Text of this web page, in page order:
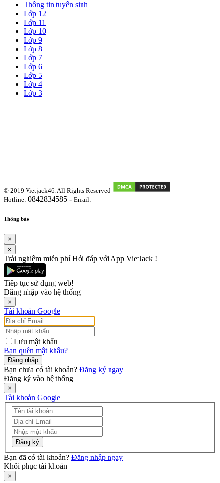
Thông tin tuyển sinh
Lớp 12
Lớp 11
Lớp 10
Lớp 9
Lớp 8
Lớp 7
Lớp 6
Lớp 5
Lớp 4
Lớp 3
© 2019 Vietjack46. All Rights Reserved
Hotline: 0842834585 - Email:
Thông báo
×
×
Trải nghiệm miễn phí Hỏi đáp với App VietJack !
Tiếp tục sử dụng web!
Đăng nhập vào hệ thống
×
Tài khoản Google
Lưu mật khẩu
Bạn quên mật khẩu?
Đăng nhập
Bạn chưa có tài khoản? Đăng ký ngay
Đăng ký vào hệ thống
×
Tài khoản Google
Đăng ký
Bạn đã có tài khoản? Đăng nhập ngay
Khôi phục tài khoản
×